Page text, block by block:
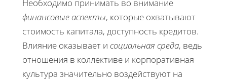
Необходимо принимать во внимание
финансовые аспекты, которые охватывают
стоимость капитала, доступность кредитов.
Влияние оказывает и социальная среда, ведь
отношения в коллективе и корпоративная
культура значительно воздействуют на